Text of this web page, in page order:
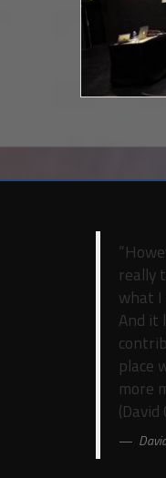
really
what
And it
place
more
(David